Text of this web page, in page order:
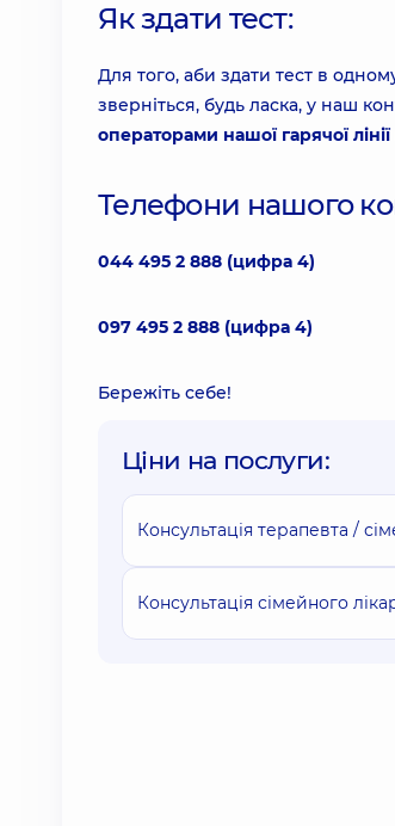
Як здати тест:
Для того, аби здати тест в
зверніться, будь ласка, у наш
операторами нашої гарячої
Телефони нашого
044 495 2 888 (цифра 4)
097 495 2 888 (цифра 4)
Бережіть себе!
Ціни на послуги:
Консультація терапевта /
Консультація сімейного